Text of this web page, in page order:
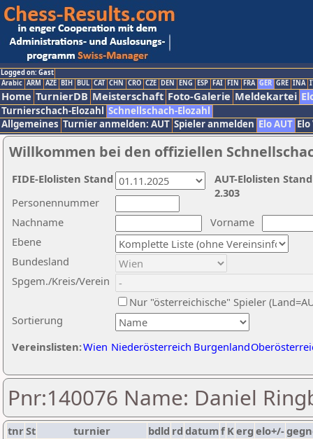
Logged on: Gast
Arabic ARM AZE BIH BUL CAT CHN CRO CZE DEN ENG ESP FAI FIN FRA GER GRE INA
Home TurnierDB Meisterschaft Foto-Galerie Meldekartei
Turnierschach-Elozahl Schnellschach-Elozahl
Allgemeines Turnier anmelden: AUT Spieler anmelden Elo AUT
Willkommen bei den offiziellen
Nachname
Vorname
Ebene
Sortierung
Personennummer
Bundesland
Spgem./Kreis/Verein
Nur "österreichische" Spieler
Vereinslisten:Wien Niederösterreich Burgenland
AUT-Elolisten
2.303
FIDE-Elolisten Stand
Pnr:140076 Name: Daniel
tnrSt turnier bdld rd datumf Kerg elo+/-